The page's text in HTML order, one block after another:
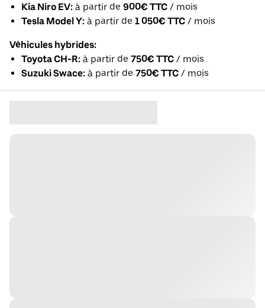
Kia Niro EV: à partir de 900€ TTC / mois
Tesla Model Y: à partir de 1 050€ TTC / mois
Véhicules hybrides:
Toyota CH-R: à partir de 750€ TTC / mois
Suzuki Swace: à partir de 750€ TTC / mois